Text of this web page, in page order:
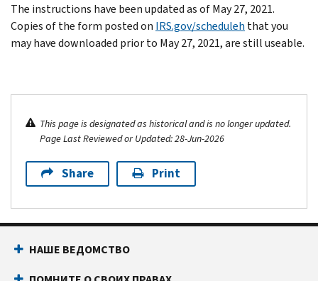
The instructions have been updated as of May 27, 2021.
Copies of the form posted on IRS.gov/scheduleh that you
may have downloaded prior to May 27, 2021, are still useable.
This page is designated as historical and is no longer updated.
Page Last Reviewed or Updated: 28-Jun-2026
Share Print
НАШЕ ВЕДОМСТВО